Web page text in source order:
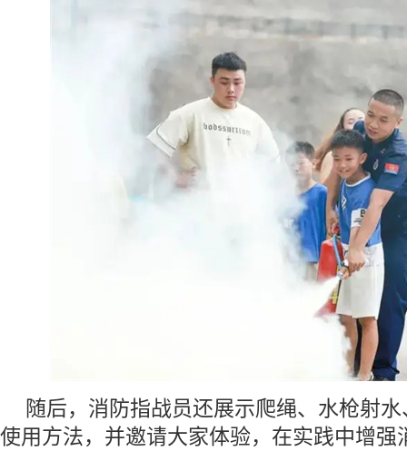
随后，消防指战员还展示爬绳、水枪射
使用方法，并邀请大家体验，在实践中增强